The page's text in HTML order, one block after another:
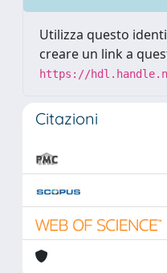
Utilizza questo
creare un link a
https://
Citazioni